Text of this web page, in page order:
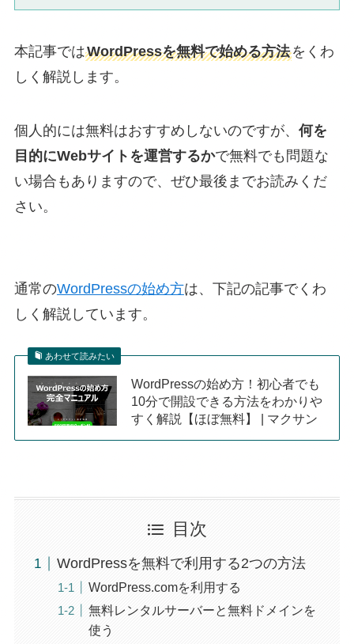
本記事ではWordPressを無料で始める方法をくわ
しく解説します。
個人的には無料はおすすめしないのですが、 何を
目的にWebサイトを運営するかで無料でも問題な
い場合もありますので、ぜひ最後までお読みくだ
さい。
通常のWordPressの始め方は、下記の記事でくわ
しく解説しています。
あわせて読みたい
WordPressの始め方！初心者でも
10分で開設できる方法をわかりや
すく解説【ほぼ無料】 | マクサン
目次
WordPressを無料で利用する2つの方法
WordPress.comを利用する
無料レンタルサーバーと無料ドメインを
使う